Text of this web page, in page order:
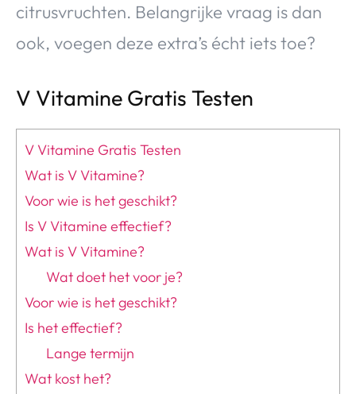
citrusvruchten. Belangrijke vraag is dan
ook, voegen deze extra’s écht iets toe?
V Vitamine Gratis Testen
V Vitamine Gratis Testen
Wat is V Vitamine?
Voor wie is het geschikt?
Is V Vitamine effectief?
Wat is V Vitamine?
Wat doet het voor je?
Voor wie is het geschikt?
Is het effectief?
Lange termijn
Wat kost het?